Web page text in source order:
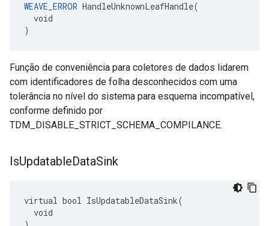
WEAVE_ERROR HandleUnknownLeafHandle(
  void
)
Função de conveniência para coletores de dados lidarem
com identificadores de folha desconhecidos com uma
tolerância no nível do sistema para esquema incompatível,
conforme definido por
TDM_DISABLE_STRICT_SCHEMA_COMPILANCE.
IsUpdatableDataSink
virtual bool IsUpdatableDataSink(
  void